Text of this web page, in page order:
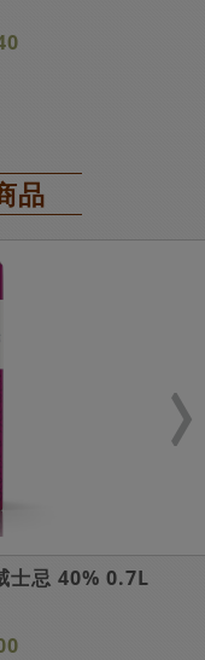
品
士忌 40% 0.7L